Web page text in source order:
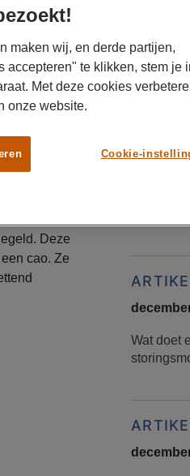
Het gaat
Deze
cao. Ze
Wat is
december
Wat doet
Wat doet
maken wij, en derde partijen,
accepteren" te klikken, stem je
Met deze cookies
onze website.
Cookie-